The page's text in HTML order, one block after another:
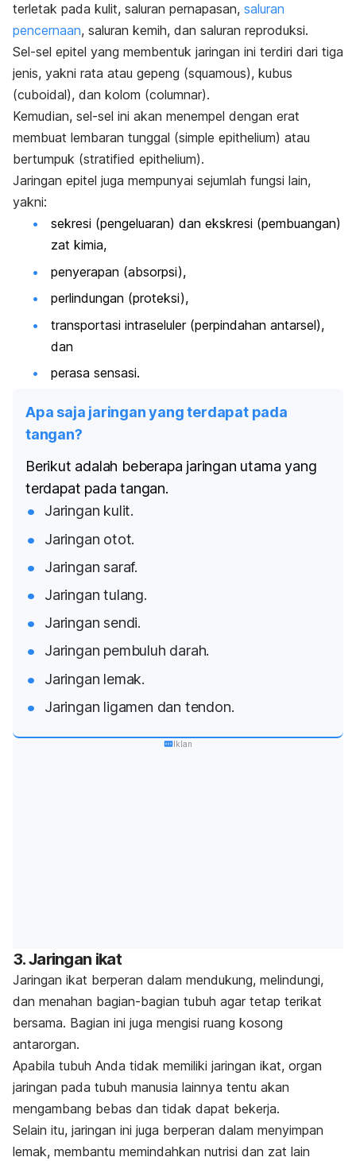
terletak pada kulit, saluran pernapasan, saluran
pencernaan, saluran kemih, dan saluran reproduksi.
Sel-sel epitel yang membentuk jaringan ini terdiri dari tiga
jenis, yakni rata atau gepeng (squamous), kubus
(cuboidal), dan kolom (columnar).
Kemudian, sel-sel ini akan menempel dengan erat
membuat lembaran tunggal (simple epithelium) atau
bertumpuk (stratified epithelium).
Jaringan epitel juga mempunyai sejumlah fungsi lain,
yakni:
sekresi (pengeluaran) dan ekskresi (pembuangan)
zat kimia,
penyerapan (absorpsi),
perlindungan (proteksi),
transportasi intraseluler (perpindahan antarsel),
dan
perasa sensasi.
Apa saja jaringan yang terdapat pada
tangan?
Berikut adalah beberapa jaringan utama yang
terdapat pada tangan.
Jaringan kulit.
Jaringan otot.
Jaringan saraf.
Jaringan tulang.
Jaringan sendi.
Jaringan pembuluh darah.
Jaringan lemak.
Jaringan ligamen dan tendon.
Iklan
3. Jaringan ikat
Jaringan ikat berperan dalam mendukung, melindungi,
dan menahan bagian-bagian tubuh agar tetap terikat
bersama. Bagian ini juga mengisi ruang kosong
antarorgan.
Apabila tubuh Anda tidak memiliki jaringan ikat, organ
jaringan pada tubuh manusia lainnya tentu akan
mengambang bebas dan tidak dapat bekerja.
Selain itu, jaringan ini juga berperan dalam menyimpan
lemak, membantu memindahkan nutrisi dan zat lain